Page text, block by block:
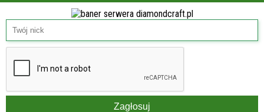
Zagłosuj